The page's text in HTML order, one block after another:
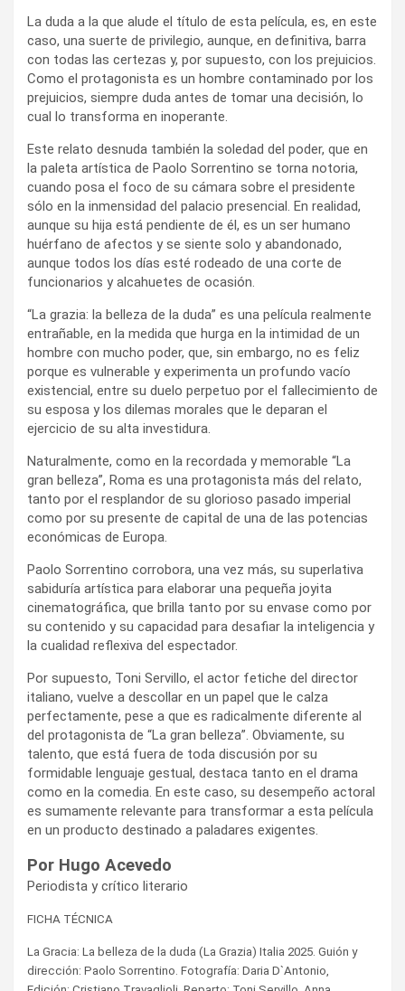
La duda a la que alude el título de esta película, es, en este
caso, una suerte de privilegio, aunque, en definitiva, barra
con todas las certezas y, por supuesto, con los prejuicios.
Como el protagonista es un hombre contaminado por los
prejuicios, siempre duda antes de tomar una decisión, lo
cual lo transforma en inoperante.
Este relato desnuda también la soledad del poder, que en
la paleta artística de Paolo Sorrentino se torna notoria,
cuando posa el foco de su cámara sobre el presidente
sólo en la inmensidad del palacio presencial. En realidad,
aunque su hija está pendiente de él, es un ser humano
huérfano de afectos y se siente solo y abandonado,
aunque todos los días esté rodeado de una corte de
funcionarios y alcahuetes de ocasión.
“La grazia: la belleza de la duda” es una película realmente
entrañable, en la medida que hurga en la intimidad de un
hombre con mucho poder, que, sin embargo, no es feliz
porque es vulnerable y experimenta un profundo vacío
existencial, entre su duelo perpetuo por el fallecimiento de
su esposa y los dilemas morales que le deparan el
ejercicio de su alta investidura.
Naturalmente, como en la recordada y memorable “La
gran belleza”, Roma es una protagonista más del relato,
tanto por el resplandor de su glorioso pasado imperial
como por su presente de capital de una de las potencias
económicas de Europa.
Paolo Sorrentino corrobora, una vez más, su superlativa
sabiduría artística para elaborar una pequeña joyita
cinematográfica, que brilla tanto por su envase como por
su contenido y su capacidad para desafiar la inteligencia y
la cualidad reflexiva del espectador.
Por supuesto, Toni Servillo, el actor fetiche del director
italiano, vuelve a descollar en un papel que le calza
perfectamente, pese a que es radicalmente diferente al
del protagonista de “La gran belleza”. Obviamente, su
talento, que está fuera de toda discusión por su
formidable lenguaje gestual, destaca tanto en el drama
como en la comedia. En este caso, su desempeño actoral
es sumamente relevante para transformar a esta película
en un producto destinado a paladares exigentes.
Por Hugo Acevedo
Periodista y crítico literario
FICHA TÉCNICA
La Gracia: La belleza de la duda (La Grazia) Italia 2025. Guión y
dirección: Paolo Sorrentino. Fotografía: Daria D`Antonio,